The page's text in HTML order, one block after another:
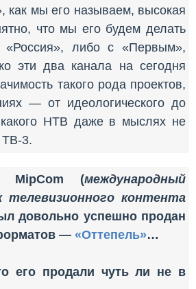
как мы его называем, высокая
что мы его будем делать
либо с «Первым»,
эти два канала на сегодня
такого рода проектов,
— от идеологического до
НТВ даже в мыслях не
3.
MipCom (международный
контента
довольно успешно продан
— «Оттепель»…
его продали чуть ли не в